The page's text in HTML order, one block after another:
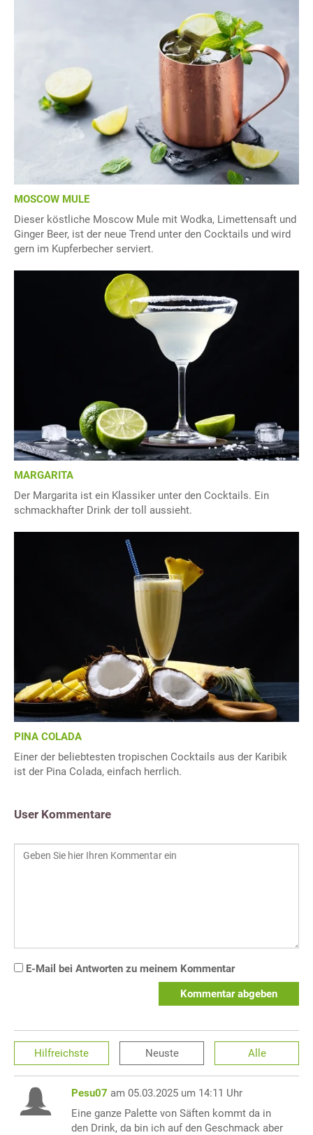
MOSCOW MULE
Dieser köstliche Moscow Mule mit Wodka, Limettensaft und
Ginger Beer, ist der neue Trend unter den Cocktails und wird
gern im Kupferbecher serviert.
MARGARITA
Der Margarita ist ein Klassiker unter den Cocktails. Ein
schmackhafter Drink der toll aussieht.
PINA COLADA
Einer der beliebtesten tropischen Cocktails aus der Karibik
ist der Pina Colada, einfach herrlich.
User Kommentare
E-Mail bei Antworten zu meinem Kommentar
Kommentar abgeben
Hilfreichste Neuste Alle
Pesu07 am 05.03.2025 um 14:11 Uhr
Eine ganze Palette von Säften kommt da in
den Drink, da bin ich auf den Geschmack aber